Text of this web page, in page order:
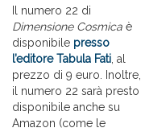
Il numero 22 di
Dimensione Cosmica è
disponibile presso
l’editore Tabula Fati , al
prezzo di 9 euro. Inoltre,
il numero 22 sarà presto
disponibile anche su
Amazon (come le